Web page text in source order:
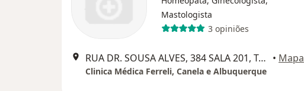
Mastologista
3 opiniões
RUA DR. SOUSA ALVES, 384 SALA 201, Taubaté • Mapa
Clinica Médica Ferreli, Canela e Albuquerque